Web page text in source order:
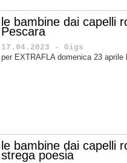
le bambine dai capelli
Pescara
17.04.2023 - Gigs
per EXTRAFLA domenica 23 aprile
le bambine dai capelli
strega poesia